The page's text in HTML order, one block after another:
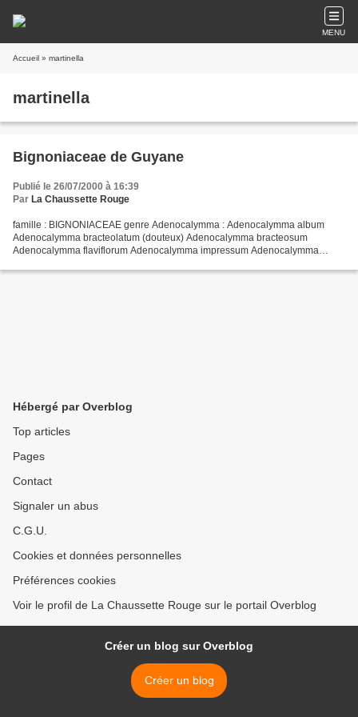
MENU
Accueil » martinella
martinella
Bignoniaceae de Guyane
Publié le 26/07/2000 à 16:39
Par La Chaussette Rouge
famille : BIGNONIACEAE genre Adenocalymma : Adenocalymma album
Adenocalymma bracteolatum (douteux) Adenocalymma bracteosum
Adenocalymma flaviflorum Adenocalymma impressum Adenocalymma
Adenocalymma...
Hébergé par Overblog
Top articles
Pages
Contact
Signaler un abus
C.G.U.
Cookies et données personnelles
Préférences cookies
Voir le profil de La Chaussette Rouge sur le portail Overblog
Créer un blog sur Overblog
Créer un blog